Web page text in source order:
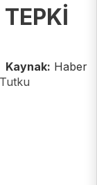
Kaynak: Haber